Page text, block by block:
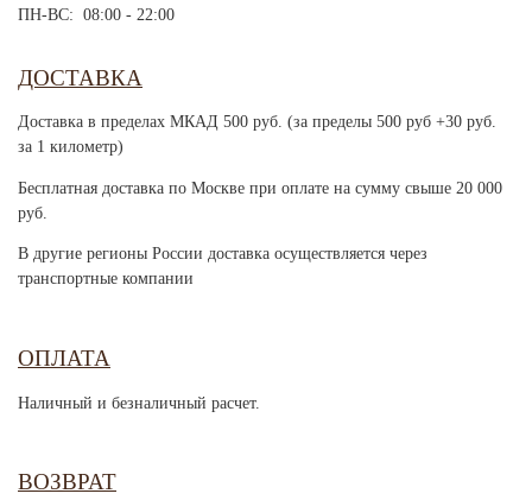
ПН-ВС: 08:00 - 22:00
ДОСТАВКА
Доставка в пределах МКАД 500 руб. (за пределы 500 руб +30 руб.
за 1 километр)
Бесплатная доставка по Москве при оплате на сумму свыше 20 000
руб.
В другие регионы России доставка осуществляется через
транспортные компании
ОПЛАТА
Наличный и безналичный расчет.
ВОЗВРАТ